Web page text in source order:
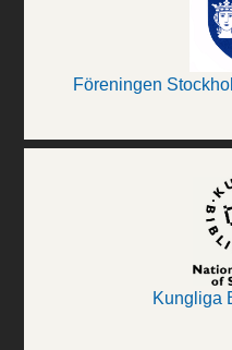
Föreningen
Kungliga